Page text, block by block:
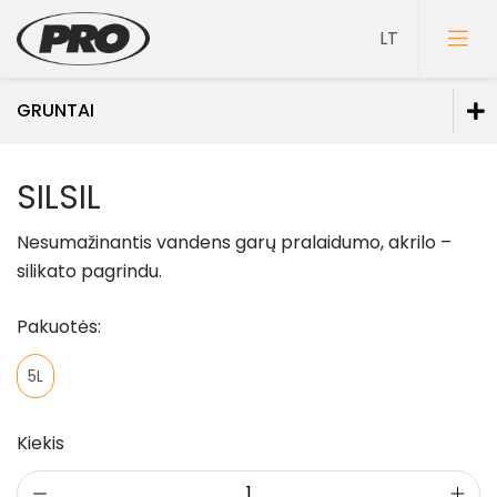
GRUNTAI
Gruntai
Sutvirtinantys gruntai
Spec. paskirties gruntai
Glaistai
Lakai
Klijai
SILSIL
Nesumažinantis vandens garų pralaidumo, akrilo –
silikato pagrindu.
Pakuotės:
5L
Kiekis